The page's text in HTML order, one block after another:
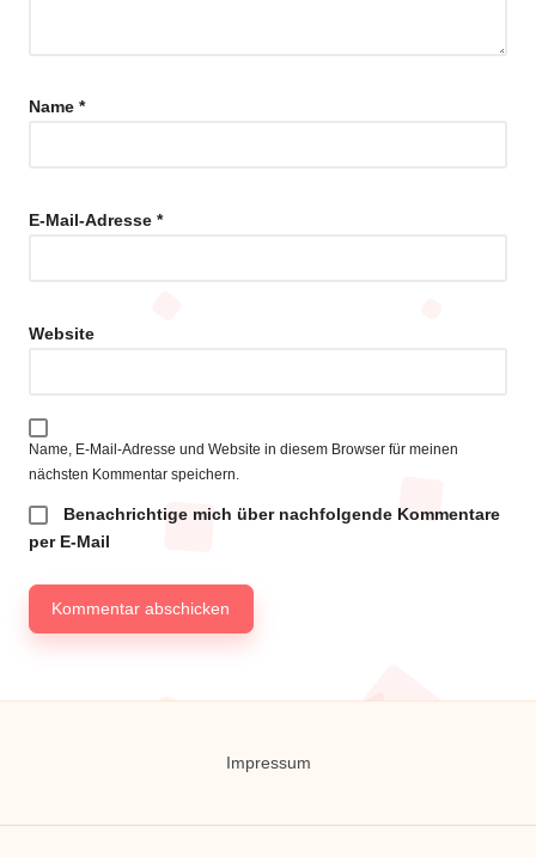
Name *
E-Mail-Adresse *
Website
Name, E-Mail-Adresse und Website in diesem Browser für meinen
nächsten Kommentar speichern.
Benachrichtige mich über nachfolgende Kommentare
per E-Mail
Impressum